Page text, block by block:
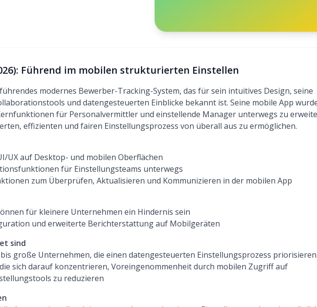
Führend im mobilen strukturierten Einstellen
modernes Bewerber-Tracking-System, das für sein intuitives Design, seine
und datengesteuerten Einblicke bekannt ist. Seine mobile App
für Personalvermittler und einstellende Manager unterwegs zu
effizienten und fairen Einstellungsprozess von überall aus zu ermöglichen.
UX auf Desktop- und mobilen Oberflächen
für Einstellungsteams unterwegs
zum Überprüfen, Aktualisieren und Kommunizieren in der mobilen App
für kleinere Unternehmen ein Hindernis sein
und erweiterte Berichterstattung auf Mobilgeräten
sind
große Unternehmen, die einen datengesteuerten Einstellungsprozess priorisieren
sich darauf konzentrieren, Voreingenommenheit durch mobilen Zugriff auf
zu reduzieren